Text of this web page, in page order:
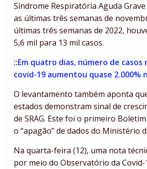
Síndrome Respiratória Aguda Grave
as últimas três semanas de
últimas três semanas de 2022,
5,6 mil para 13 mil casos.
::Em quatro dias, número de
covid-19 aumentou quase 2.000%
O levantamento também aponta
estados demonstram sinal de
de SRAG. Este foi o primeiro
o “apagão” de dados do Ministério
Na quarta-feira (12), uma nota
por meio do Observatório da